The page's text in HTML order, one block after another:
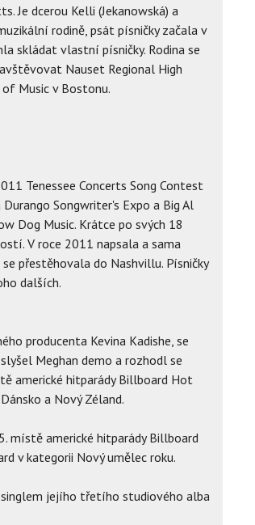
Je dcerou Kelli (Jekanowská) a
rodině, psát písničky začala v
skládat vlastní písničky. Rodina se
Nauset Regional High
Music v Bostonu.
Tenessee Concerts Song Contest
Songwriter's Expo a Big Al
Dog Music. Krátce po svých 18
V roce 2011 napsala a sama
přestěhovala do Nashvillu. Písničky
dalších.
producenta Kevina Kadishe, se
Meghan demo a rozhodl se
americké hitparády Billboard Hot
a Nový Zéland.
místě americké hitparády Billboard
v kategorii Nový umělec roku.
jejího třetího studiového alba